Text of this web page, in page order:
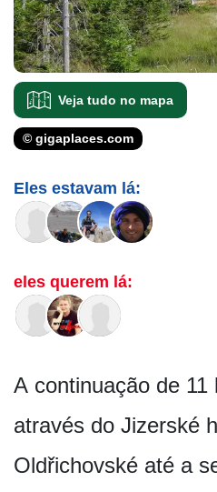
Veja tudo no mapa
© gigaplaces.com
Eles estavam lá:
eles querem lá:
A continuação de
através do Jizerské
Oldřichovské até a